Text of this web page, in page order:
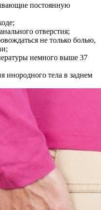
постоянную
отверстия;
не только болью,
немного выше 37
инородного тела в заднем